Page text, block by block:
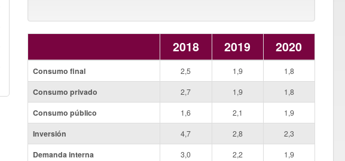
2018 2019 2020
Consumo final 2,5 1,9 1,8
Consumo privado 2,7 1,9 1,8
Consumo público 1,6 2,1 1,9
Inversión 4,7 2,8 2,3
Demanda interna 3,0 2,2 1,9